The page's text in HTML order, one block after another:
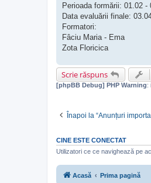
Perioada formării: 01.02 -
Data evaluării finale:
Formatori:
Fâciu Maria - Ema
Zota Floricica
Scrie răspuns
[phpBB Debug] PHP Warning:
Înapoi la “Anunțuri
CINE ESTE CONECTAT
Utilizatori ce ce navighează pe
Acasă Prima pagină